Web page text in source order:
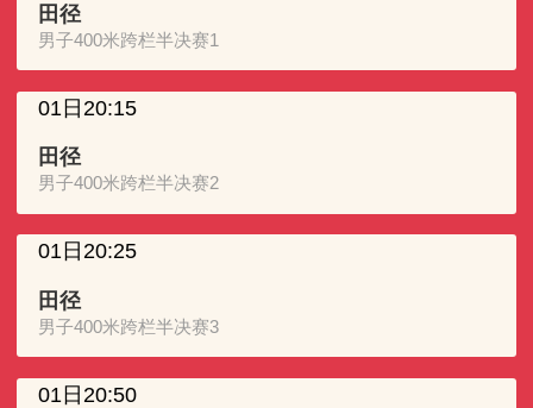
田径
男子400米跨栏半决赛1
01日20:15
田径
男子400米跨栏半决赛2
01日20:25
田径
男子400米跨栏半决赛3
01日20:50